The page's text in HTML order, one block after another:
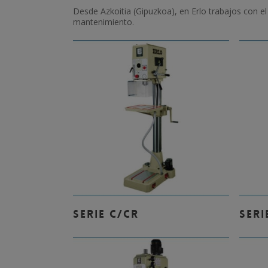
Desde Azkoitia (Gipuzkoa), en Erlo trabajos con
mantenimiento.
Leer Más
SERIE C/CR